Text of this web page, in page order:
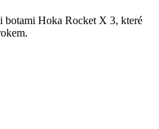
botami Hoka Rocket X 3, které